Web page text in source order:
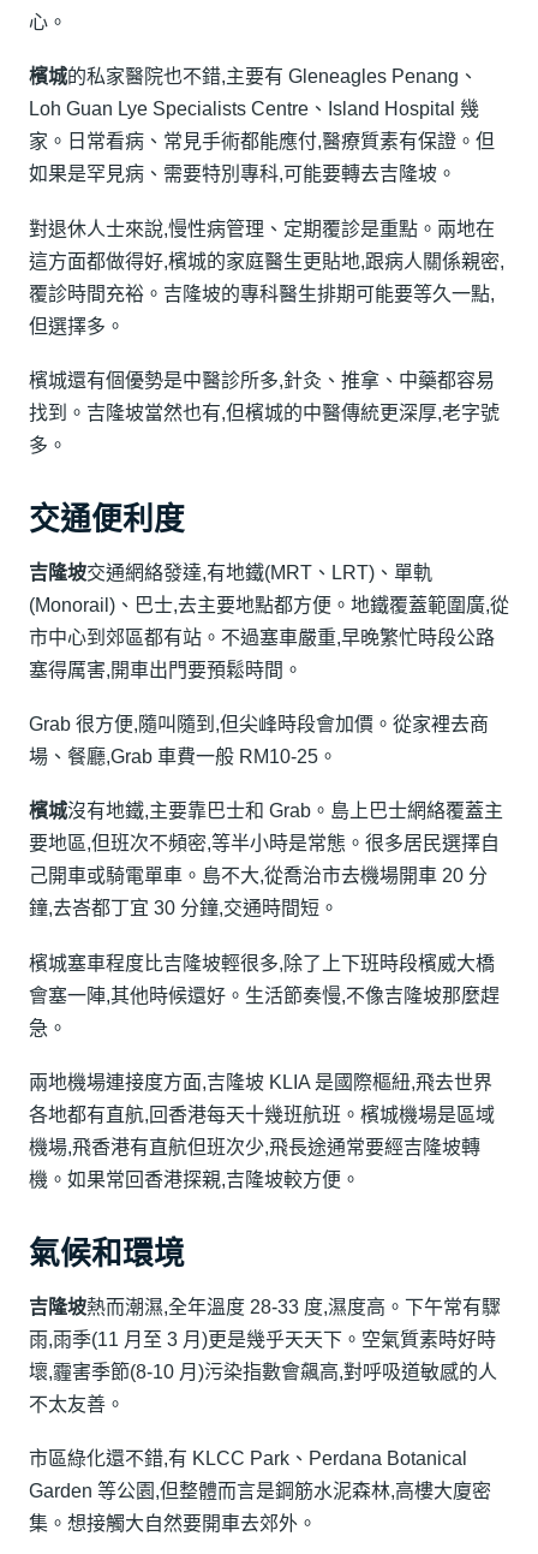
心。
檳城的私家醫院也不錯,主要有 Gleneagles Penang、
Loh Guan Lye Specialists Centre、Island Hospital 幾
家。日常看病、常見手術都能應付,醫療質素有保證。但
如果是罕見病、需要特別專科,可能要轉去吉隆坡。
對退休人士來說,慢性病管理、定期覆診是重點。兩地在
這方面都做得好,檳城的家庭醫生更貼地,跟病人關係親密,
覆診時間充裕。吉隆坡的專科醫生排期可能要等久一點,
但選擇多。
檳城還有個優勢是中醫診所多,針灸、推拿、中藥都容易
找到。吉隆坡當然也有,但檳城的中醫傳統更深厚,老字號
多。
交通便利度
吉隆坡交通網絡發達,有地鐵(MRT、LRT)、單軌
(Monorail)、巴士,去主要地點都方便。地鐵覆蓋範圍廣,從
市中心到郊區都有站。不過塞車嚴重,早晚繁忙時段公路
塞得厲害,開車出門要預鬆時間。
Grab 很方便,隨叫隨到,但尖峰時段會加價。從家裡去商
場、餐廳,Grab 車費一般 RM10-25。
檳城沒有地鐵,主要靠巴士和 Grab。島上巴士網絡覆蓋主
要地區,但班次不頻密,等半小時是常態。很多居民選擇自
己開車或騎電單車。島不大,從喬治市去機場開車 20 分
鐘,去峇都丁宜 30 分鐘,交通時間短。
檳城塞車程度比吉隆坡輕很多,除了上下班時段檳威大橋
會塞一陣,其他時候還好。生活節奏慢,不像吉隆坡那麼趕
急。
兩地機場連接度方面,吉隆坡 KLIA 是國際樞紐,飛去世界
各地都有直航,回香港每天十幾班航班。檳城機場是區域
機場,飛香港有直航但班次少,飛長途通常要經吉隆坡轉
機。如果常回香港探親,吉隆坡較方便。
氣候和環境
吉隆坡熱而潮濕,全年溫度 28-33 度,濕度高。下午常有驟
雨,雨季(11 月至 3 月)更是幾乎天天下。空氣質素時好時
壞,霾害季節(8-10 月)污染指數會飆高,對呼吸道敏感的人
不太友善。
市區綠化還不錯,有 KLCC Park、Perdana Botanical
Garden 等公園,但整體而言是鋼筋水泥森林,高樓大廈密
集。想接觸大自然要開車去郊外。